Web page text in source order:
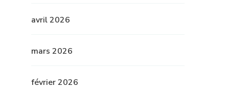
avril 2026
mars 2026
février 2026